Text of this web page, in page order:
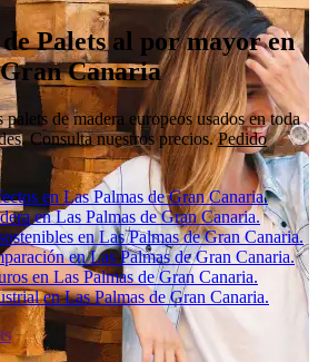
Palets al por mayor en
Canaria
de madera europeos usados en toda
Consulta nuestros precios.Pedido
en Las Palmas de Gran Canaria.
en Las Palmas de Gran Canaria.
en Las Palmas de Gran Canaria.
en Las Palmas de Gran Canaria.
en Las Palmas de Gran Canaria.
en Las Palmas de Gran Canaria.